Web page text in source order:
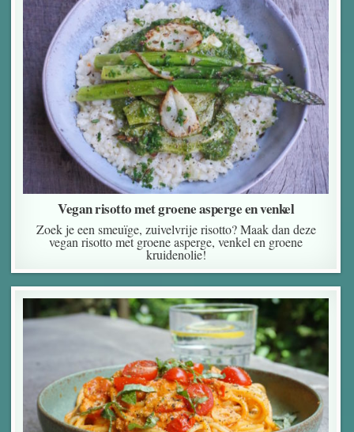
Vegan risotto met groene asperge en venkel
Zoek je een smeuïge, zuivelvrije risotto? Maak dan deze
vegan risotto met groene asperge, venkel en groene
kruidenolie!